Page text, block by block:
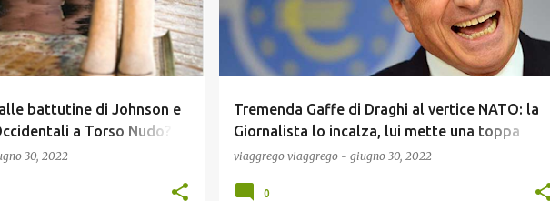
battutine di Johnson e
a Torso Nudo?
Cintura ...Sarebbero
30, 2022
Tremenda Gaffe di Draghi al vertice NATO: la
Giornalista lo incalza, lui mette una toppa
peggio del buco! (Video)!
viaggrego viaggrego - giugno 30, 2022
0